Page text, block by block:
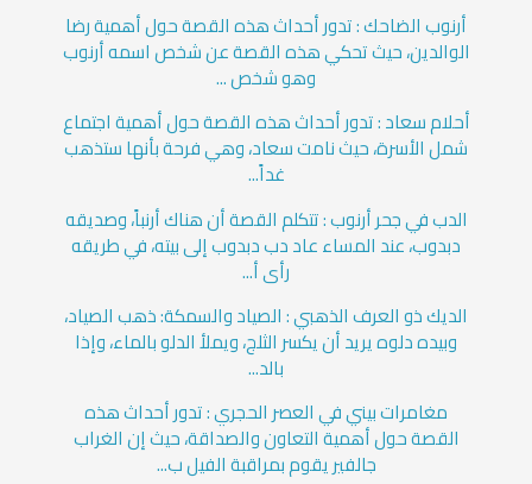
أرنوب الضاحك : تدور أحداث هذه القصة حول أهمية رضا
الوالدين، حيث تحكي هذه القصة عن شخص اسمه أرنوب
وهو شخص ...
أحلام سعاد : تدور أحداث هذه القصة حول أهمية اجتماع
شمل الأسرة، حيث نامت سعاد، وهي فرحة بأنها ستذهب
غداً...
الدب في جحر أرنوب : تتكلم القصة أن هناك أرنباً، وصديقه
دبدوب، عند المساء عاد دب دبدوب إلى بيته، في طريقه
رأى أ...
الديك ذو العرف الذهبي : الصياد والسمكة: ذهب الصياد،
وبيده دلوه يريد أن يكسر الثلج، ويملأ الدلو بالماء، وإذا
بالد...
مغامرات بيني في العصر الحجري : تدور أحداث هذه
القصة حول أهمية التعاون والصداقة، حيث إن الغراب
جالفير يقوم بمراقبة الفيل ب...